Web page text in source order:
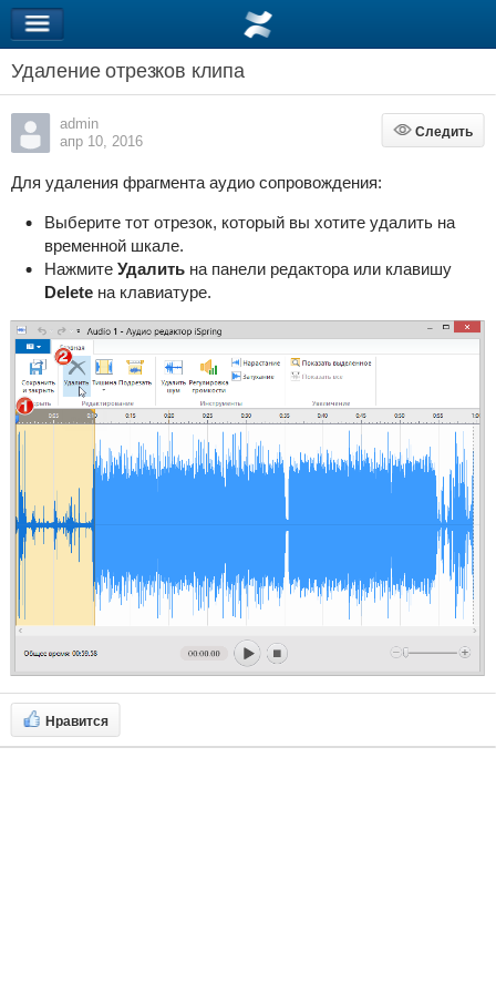
Удаление отрезков клипа
admin
апр 10, 2016
Следить
Следить
Для удаления фрагмента аудио сопровождения:
Выберите тот отрезок, который вы хотите удалить на
временной шкале.
Нажмите Удалитьна панели редактора или клавишу
Delete на клавиатуре.
Нравится